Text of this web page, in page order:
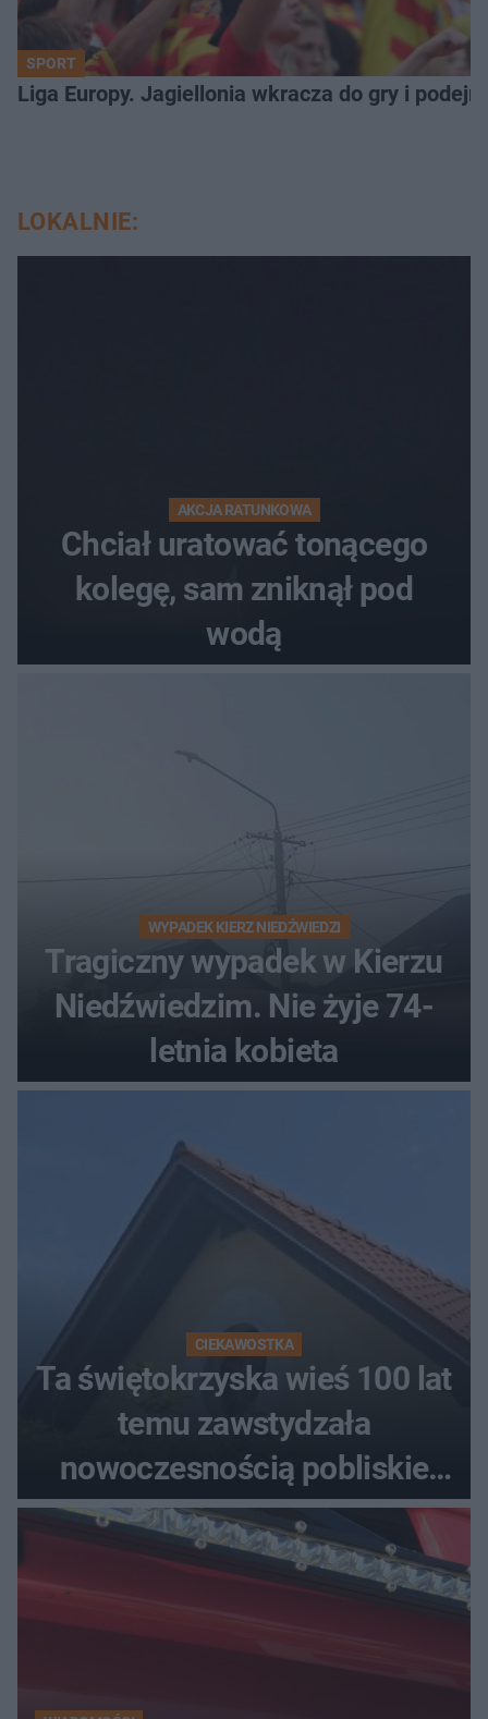
SPORT
Liga Europy. Jagiellonia wkracza do gry i
LOKALNIE:
AKCJA RATUNKOWA
Chciał uratować tonącego
kolegę, sam zniknął pod
wodą
WYPADEK KIERZ NIEDŹWIEDZI
Tragiczny wypadek w Kierzu
Niedźwiedzim. Nie żyje 74-
letnia kobieta
CIEKAWOSTKA
Ta świętokrzyska wieś 100 lat
temu zawstydzała
nowoczesnością pobliskie
miasta. Prąd, telefon i
luksusowa auta